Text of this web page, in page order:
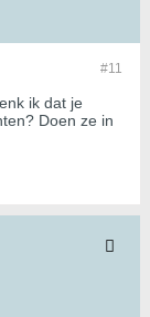
#11
ik dat je
Doen ze in